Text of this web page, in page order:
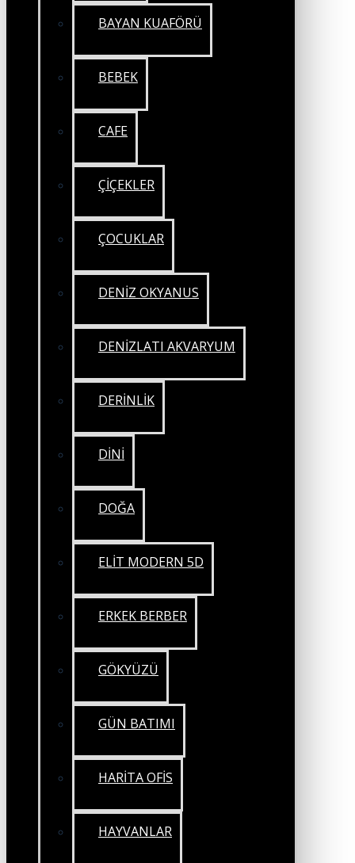
BAYAN KUAFÖRÜ
BEBEK
CAFE
ÇİÇEKLER
ÇOCUKLAR
DENİZ OKYANUS
DENİZLATI AKVARYUM
DERİNLİK
DİNİ
DOĞA
ELİT MODERN 5D
ERKEK BERBER
GÖKYÜZÜ
GÜN BATIMI
HARİTA OFİS
HAYVANLAR